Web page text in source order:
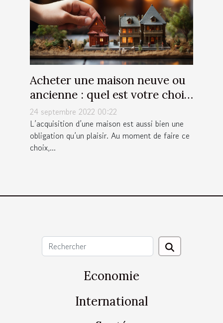
Acheter une maison neuve ou
ancienne : quel est votre choix
?
24 septembre 2022 00:22
L’acquisition d’une maison est aussi bien une
obligation qu’un plaisir. Au moment de faire ce
choix,...
Economie
International